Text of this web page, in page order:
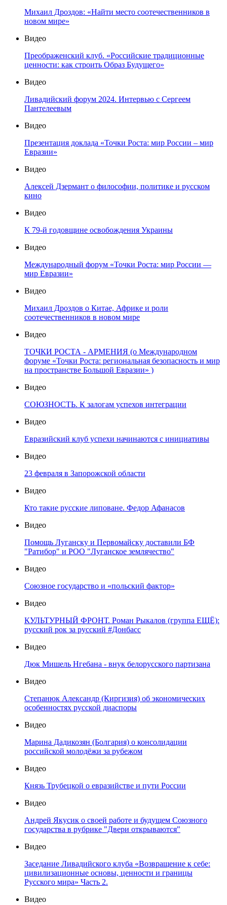
Михаил Дроздов: «Найти место соотечественников в
новом мире»
Видео
Преображенский клуб. «Российские традиционные
ценности: как строить Образ Будущего»
Видео
Ливадийский форум 2024. Интервью с Сергеем
Пантелеевым
Видео
Презентация доклада «Точки Роста: мир России – мир
Евразии»
Видео
Алексей Дзермант о философии, политике и русском
кино
Видео
К 79-й годовщине освобождения Украины
Видео
Международный форум «Точки Роста: мир России —
мир Евразии»
Видео
Михаил Дроздов о Китае, Африке и роли
соотечественников в новом мире
Видео
ТОЧКИ РОСТА - АРМЕНИЯ (о Международном
форуме «Точки Роста: региональная безопасность и мир
на пространстве Большой Евразии» )
Видео
СОЮЗНОСТЬ. К залогам успехов интеграции
Видео
Евразийский клуб успехи начинаются с инициативы
Видео
23 февраля в Запорожской области
Видео
Кто такие русские липоване. Федор Афанасов
Видео
Помощь Луганску и Первомайску доставили БФ
"Ратибор" и РОО "Луганское землячество"
Видео
Союзное государство и «польский фактор»
Видео
КУЛЬТУРНЫЙ ФРОНТ. Роман Рыкалов (группа ЕЩЁ):
русский рок за русский #Донбасс
Видео
Дюк Мишель Нгебана - внук белорусского партизана
Видео
Степанюк Александр (Киргизия) об экономических
особенностях русской диаспоры
Видео
Марина Дадикозян (Болгария) о консолидации
российской молодёжи за рубежом
Видео
Князь Трубецкой о евразийстве и пути России
Видео
Андрей Якусик о своей работе и будущем Союзного
государства в рубрике "Двери открываются"
Видео
Заседание Ливадийского клуба «Возвращение к себе:
цивилизационные основы, ценности и границы
Русского мира» Часть 2.
Видео